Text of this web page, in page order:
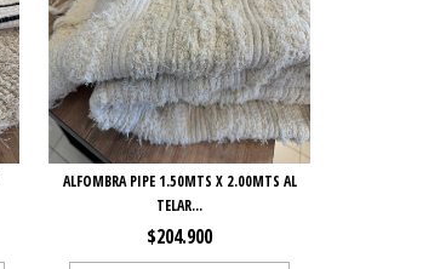
ALFOMBRA PIPE 1.50MTS X 2.00MTS AL
TELAR...
$204.900